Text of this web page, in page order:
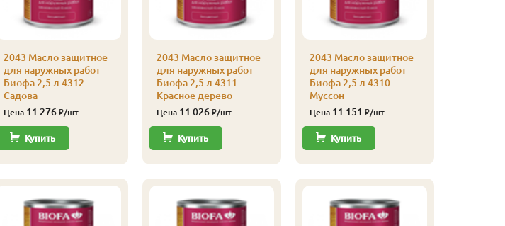
2043 Масло защитное
для наружных работ
Биофа 2,5 л 4312
Садова
Цена 11 276₽/шт
Купить
2043 Масло защитное
для наружных работ
Биофа 2,5 л 4311
Красное дерево
Цена 11 026₽/шт
Купить
2043 Масло защитное
для наружных работ
Биофа 2,5 л 4310
Муссон
Цена 11 151 ₽/шт
Купить